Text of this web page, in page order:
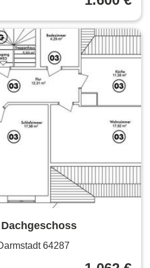
64287